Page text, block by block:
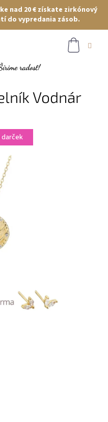
nad 20 € získate zirkónový
do vypredania zásob.
Vodnár
darček